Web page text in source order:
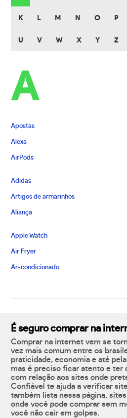
K L M N O P
U V W X Y Z
A
Apostas
Alexa
AirPods
Adidas
Artigos de armarinhos
Aliança
Apple Watch
Air Fryer
Ar-condicionado
É seguro comprar na
Comprar na internet vem se
vez mais comum entre os
praticidade, economia e até
mas é preciso ficar atento e ter
com relação aos sites onde
Confiável te ajuda a verificar
também lista nessa página,
onde você pode comprar sem
você não cair em golpes.